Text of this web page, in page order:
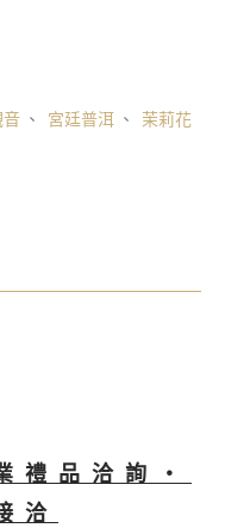
音 、 宮廷普洱 、 茉莉花
禮品洽詢・
洽